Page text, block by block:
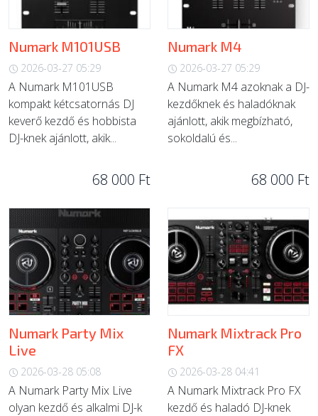
Numark M101USB
2026-03-27 05:29
A Numark M101USB
kompakt kétcsatornás DJ
keverő kezdő és hobbista
DJ-knek ajánlott, akik...
68 000 Ft
Numark M4
2026-03-27 05:29
A Numark M4 azoknak a DJ-
kezdőknek és haladóknak
ajánlott, akik megbízható,
sokoldalú és...
68 000 Ft
Numark Party Mix
Live
2026-03-28 05:08
A Numark Party Mix Live
olyan kezdő és alkalmi DJ-k
Numark Mixtrack Pro
FX
2026-03-28 04:41
A Numark Mixtrack Pro FX
kezdő és haladó DJ-knek